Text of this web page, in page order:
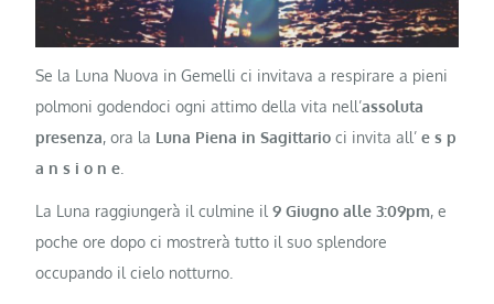
Se la Luna Nuova in Gemelli ci invitava a respirare a pieni
polmoni godendoci ogni attimo della vita nell’assoluta
presenza, ora la Luna Piena in Sagittario ci invita all’e s p
a n s i o n e
La Luna raggiungerà il culmine il9 Giugno alle 3:09pm, e
poche ore dopo ci mostrerà tutto il suo splendore
occupando il cielo notturno.